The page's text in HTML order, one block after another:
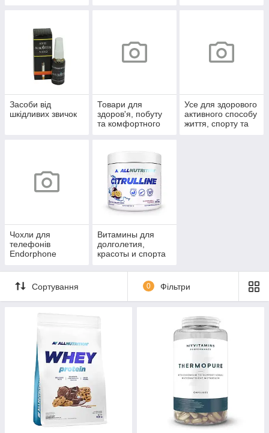
Засоби від
шкідливих звичок
Товари для
здоров'я, побуту
та комфортного
Усе для здорового
активного способу
життя, спорту та
Чохли для
телефонів
Endorphone
Витамины для
долголетия,
красоты и спорта
Сортування 0 Фільтри